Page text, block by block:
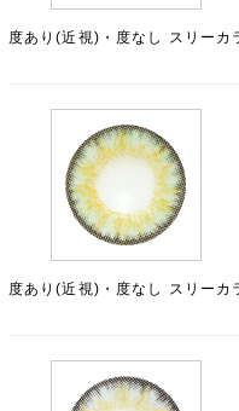
度あり(近視)・度なし スリーカ
度あり(近視)・度なし スリーカ